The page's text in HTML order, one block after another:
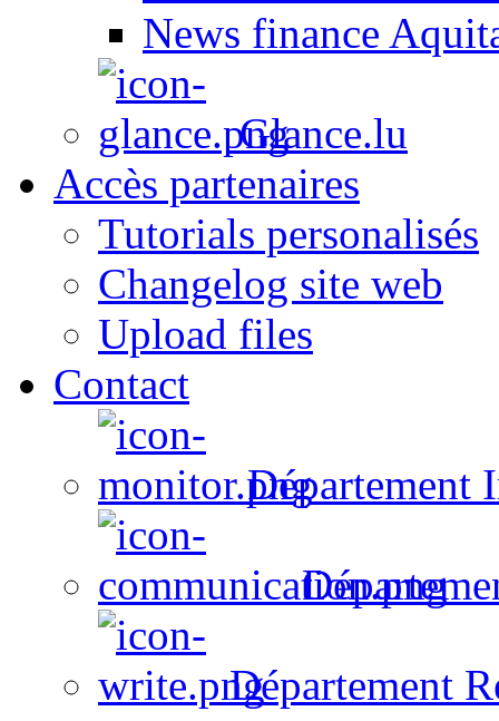
News finance
Glance.lu
Accès partenaires
Tutorials personalisés
Changelog site web
Upload files
Contact
Département
Département